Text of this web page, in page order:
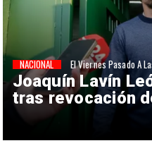
Joaquín Lavín
tras revocación
NACIONAL El Viernes Pasado A